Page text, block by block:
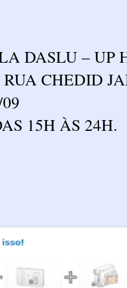
DASLU – UP
RUA CHEDID
15H ÀS 24H.